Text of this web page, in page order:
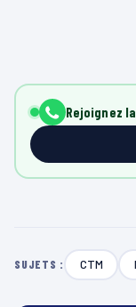
Rejoignez
SUJETS : CTM